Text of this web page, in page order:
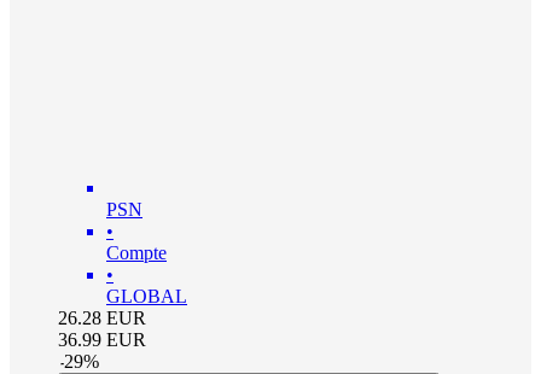
PSN
•
Compte
•
GLOBAL
26.28 EUR
36.99 EUR
-29%